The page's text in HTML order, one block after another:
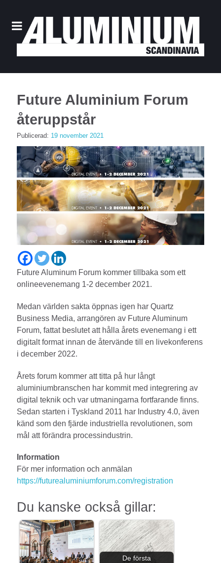
Future Aluminium Forum
återuppstår
Publicerad: 19 november 2021
Future Aluminum Forum kommer tillbaka som ett
onlineevenemang 1-2 december 2021.
Medan världen sakta öppnas igen har Quartz
Business Media, arrangören av Future Aluminum
Forum, fattat beslutet att hålla årets evenemang i ett
digitalt format innan de återvände till en livekonferens
i december 2022.
Årets forum kommer att titta på hur långt
aluminiumbranschen har kommit med integrering av
digital teknik och var utmaningarna fortfarande finns.
Sedan starten i Tyskland 2011 har Industry 4.0, även
känd som den fjärde industriella revolutionen, som
mål att förändra processindustrin.
Information
För mer information och anmälan
https://futurealuminiumforum.com/registration
Du kanske också gillar:
De första